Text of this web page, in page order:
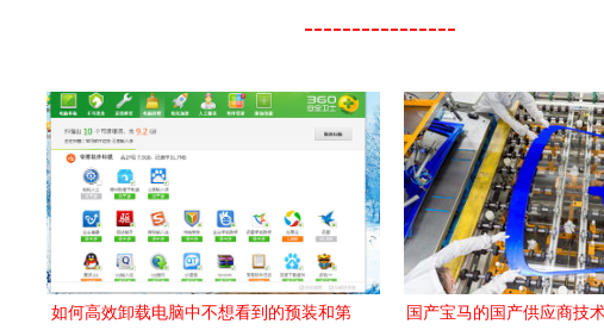
----------------
如何高效卸载电脑中不想看到的预装和第
国产宝马的国产供应商技